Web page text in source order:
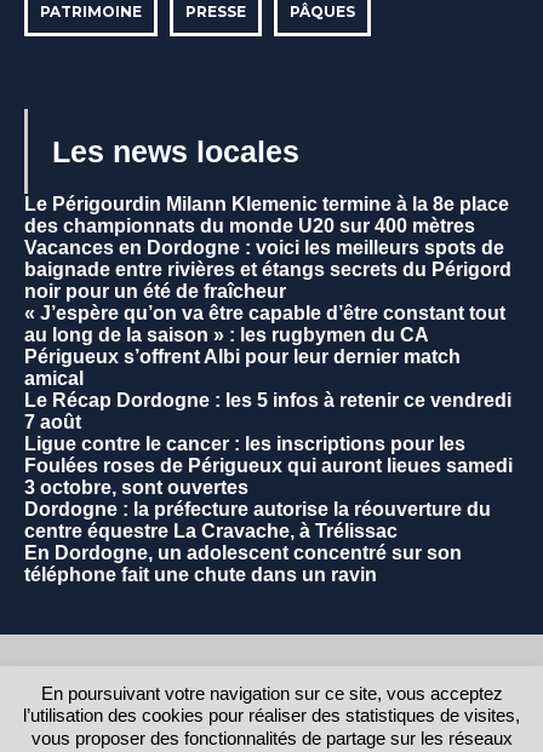
PATRIMOINE PRESSE PÂQUES
Les news locales
Le Périgourdin Milann Klemenic termine à la 8e place
des championnats du monde U20 sur 400 mètres
Vacances en Dordogne : voici les meilleurs spots de
baignade entre rivières et étangs secrets du Périgord
noir pour un été de fraîcheur
« J’espère qu’on va être capable d’être constant tout
au long de la saison » : les rugbymen du CA
Périgueux s’offrent Albi pour leur dernier match
amical
Le Récap Dordogne : les 5 infos à retenir ce vendredi
7 août
Ligue contre le cancer : les inscriptions pour les
Foulées roses de Périgueux qui auront lieues samedi
3 octobre, sont ouvertes
Dordogne : la préfecture autorise la réouverture du
centre équestre La Cravache, à Trélissac
En Dordogne, un adolescent concentré sur son
téléphone fait une chute dans un ravin
RETOUR AU HAUT DE LA PAGE
En poursuivant votre navigation sur ce site, vous acceptez
l’utilisation des cookies pour réaliser des statistiques de visites,
vous proposer des fonctionnalités de partage sur les réseaux